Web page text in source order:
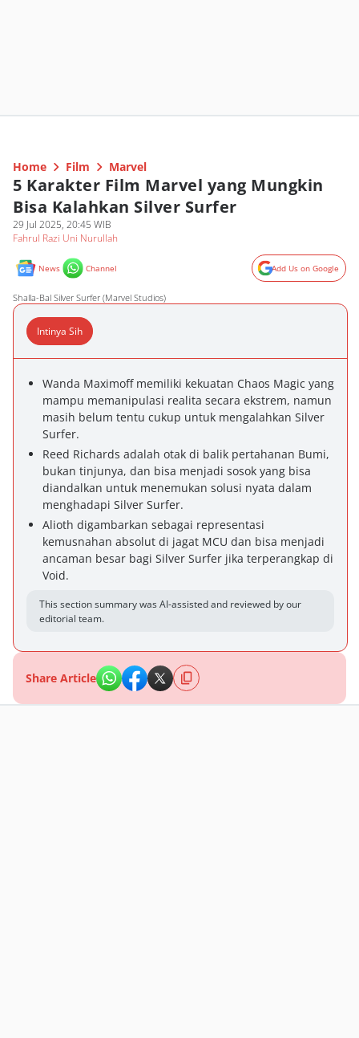
Home Film Marvel
5 Karakter Film Marvel yang Mungkin
Bisa Kalahkan Silver Surfer
29 Jul 2025, 20:45 WIB
Fahrul Razi Uni Nurullah
News Channel Add Us on Google
Shalla-Bal Silver Surfer (Marvel Studios)
Intinya Sih
Wanda Maximoff memiliki kekuatan Chaos Magic yang
mampu memanipulasi realita secara ekstrem, namun
masih belum tentu cukup untuk mengalahkan Silver
Surfer.
Reed Richards adalah otak di balik pertahanan Bumi,
bukan tinjunya, dan bisa menjadi sosok yang bisa
diandalkan untuk menemukan solusi nyata dalam
menghadapi Silver Surfer.
Alioth digambarkan sebagai representasi
kemusnahan absolut di jagat MCU dan bisa menjadi
ancaman besar bagi Silver Surfer jika terperangkap di
Void.
This section summary was AI-assisted and reviewed by our
editorial team.
Share Article